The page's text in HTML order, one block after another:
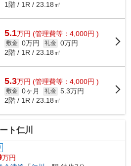
1階 / 1R / 23.18㎡
5.1万円 (管理費等：4,000円 )
敷金 0万円 礼金 0万円
2階 / 1R / 23.18㎡
5.3万円 (管理費等：4,000円 )
敷金 0ヶ月 礼金 5.3万円
2階 / 1R / 23.18㎡
ト仁川
万円